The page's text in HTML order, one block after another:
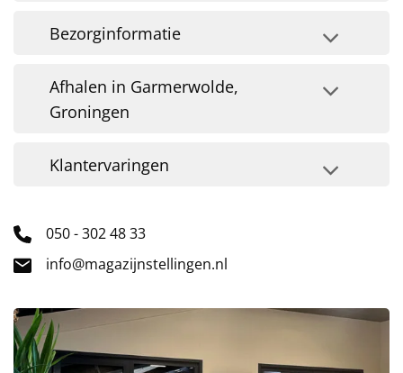
Bezorginformatie
Afhalen in Garmerwolde,
Groningen
Klantervaringen
050 - 302 48 33
info@magazijnstellingen.nl